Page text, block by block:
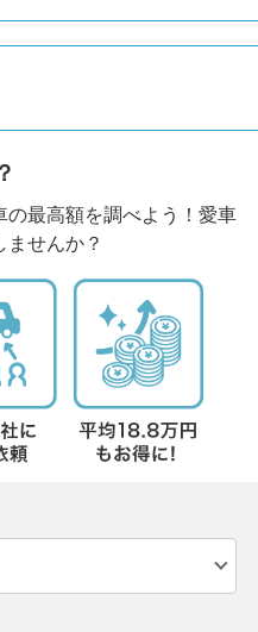
最高額を調べよう！愛車
ませんか？